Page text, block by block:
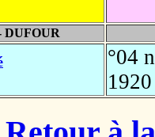
DUFOUR
°04